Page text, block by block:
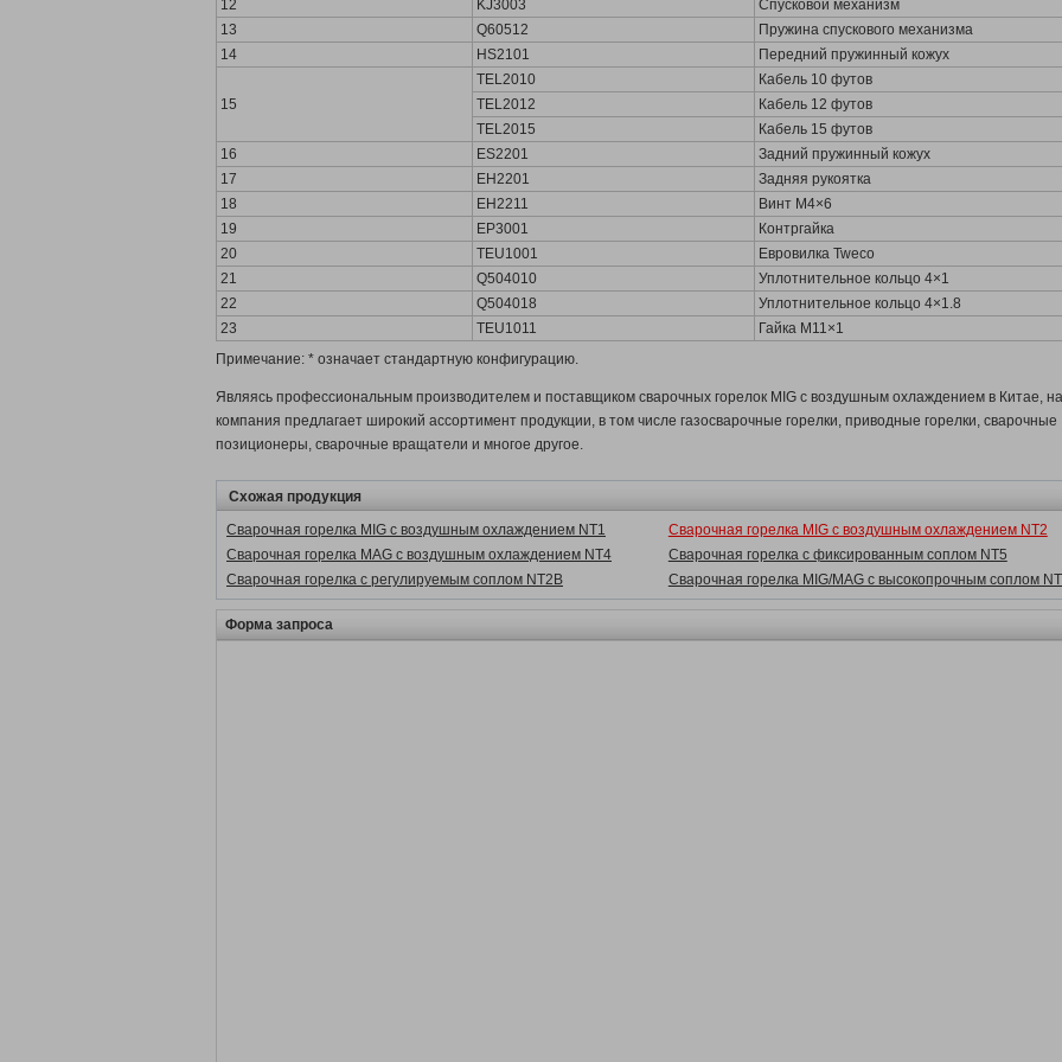
12 KJ3003
Спусковой механизм
13
Q60512
Пружина спускового механизма
14
HS2101 Передний пружинный кожух
15
TEL2010
Кабель 10 футов
TEL2012
Кабель 12 футов
TEL2015
Кабель 15 футов
16
ES2201
Задний пружинный кожух
17
EH2201
Задняя рукоятка
18
EH2211
Винт M4×6
19
EP3001
Контргайка
20
TEU1001
Евровилка Tweco
21
Q504010
Уплотнительное кольцо 4×1
22
Q504018
Уплотнительное кольцо 4×1.8
23
TEU1011
Гайка M11×1
Примечание: * означает стандартную конфигурацию.
Являясь профессиональным производителем и поставщиком сварочных горелок MIG с воздушным охлаждением в Китае,
компания предлагает широкий ассортимент продукции, в том числе газосварочные горелки, приводные горелки, сварочные
позиционеры, сварочные вращатели и многое другое.
Схожая продукция
Сварочная горелка MIG с воздушным охлаждением NT1
Сварочная горелка MIG с воздушным охлаждением NT2
Сварочная горелка MAG с воздушным охлаждением NT4
Сварочная горелка с фиксированным соплом NT5
Сварочная горелка с регулируемым соплом NT2B
Сварочная горелка MIG/MAG с высокопрочным соплом
Форма запроса